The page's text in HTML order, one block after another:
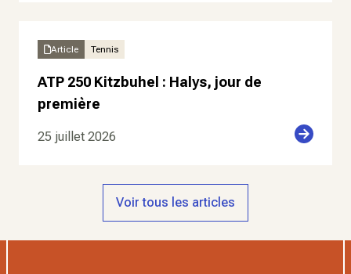
Article Tennis
ATP 250 Kitzbuhel : Halys, jour de
première
25 juillet 2026
Voir tous les articles